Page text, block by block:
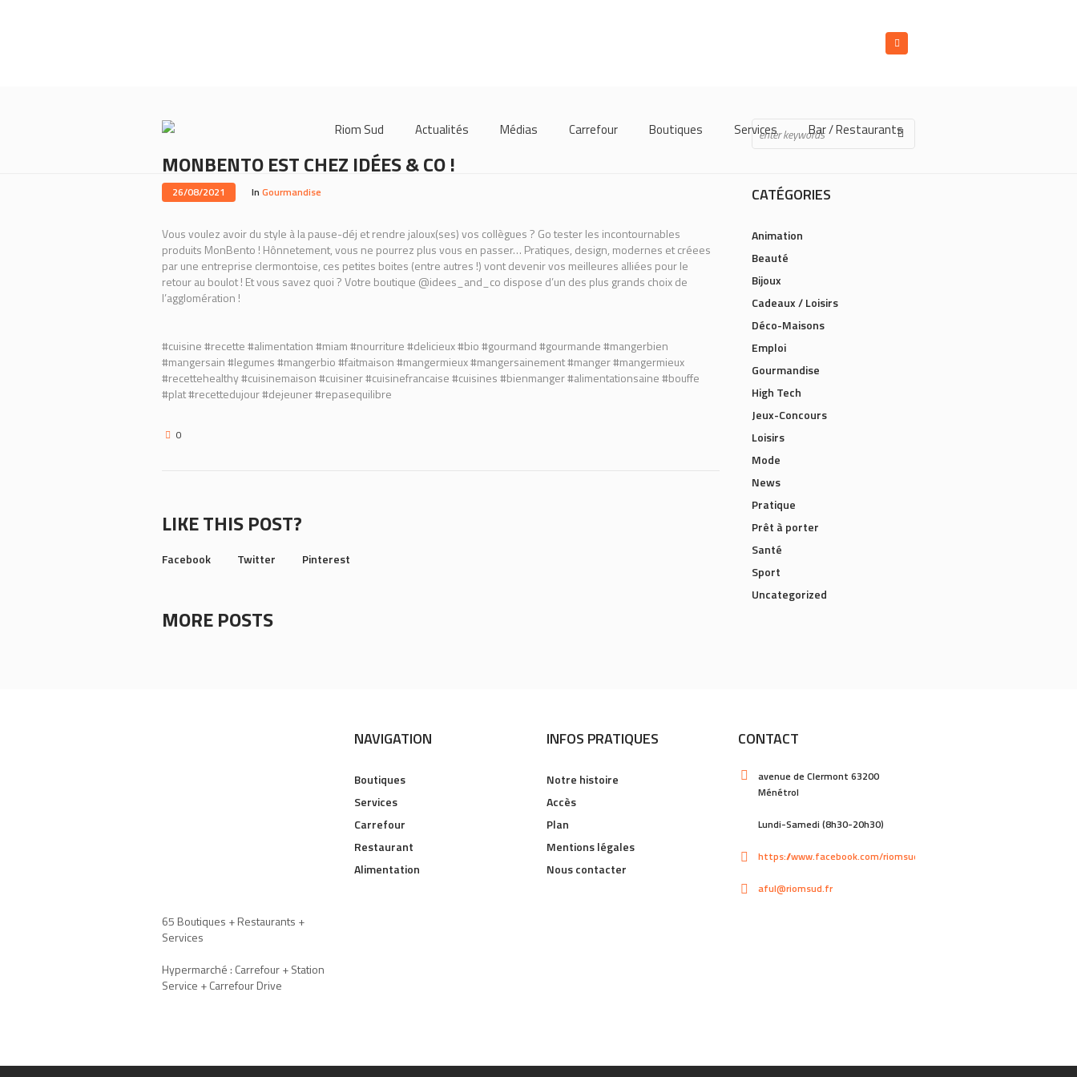
Riom Sud Actualités Médias Carrefour Boutiques Services Bar / Restaurants
MONBENTO EST CHEZ IDÉES & CO !
26/08/2021 In Gourmandise
Vous voulez avoir du style à la pause-déj et rendre jaloux(ses) vos collègues ? Go tester les incontournables
produits MonBento ! Hônnetement, vous ne pourrez plus vous en passer… Pratiques, design, modernes et créees
par une entreprise clermontoise, ces petites boites (entre autres !) vont devenir vos meilleures alliées pour le
retour au boulot ! Et vous savez quoi ? Votre boutique @idees_and_co dispose d’un des plus grands choix de
l’agglomération !
#cuisine #recette #alimentation #miam #nourriture #delicieux #bio #gourmand #gourmande #mangerbien
#mangersain #legumes #mangerbio #faitmaison #mangermieux #mangersainement #manger #mangermieux
#recettehealthy #cuisinemaison #cuisiner #cuisinefrancaise #cuisines #bienmanger #alimentationsaine #bouffe
#plat #recettedujour #dejeuner #repasequilibre
0
LIKE THIS POST?
Facebook Twitter Pinterest
MORE POSTS
CATÉGORIES
Animation
Beauté
Bijoux
Cadeaux / Loisirs
Déco-Maisons
Emploi
Gourmandise
High Tech
Jeux-Concours
Loisirs
Mode
News
Pratique
Prêt à porter
Santé
Sport
Uncategorized
65 Boutiques + Restaurants +
Services
Hypermarché : Carrefour + Station
Service + Carrefour Drive
NAVIGATION
Boutiques
Services
Carrefour
Restaurant
Alimentation
INFOS PRATIQUES
Notre histoire
Accès
Plan
Mentions légales
Nous contacter
CONTACT
avenue de Clermont 63200
Ménétrol
Lundi-Samedi (8h30-20h30)
https://www.facebook.com/riomsud
aful@riomsud.fr